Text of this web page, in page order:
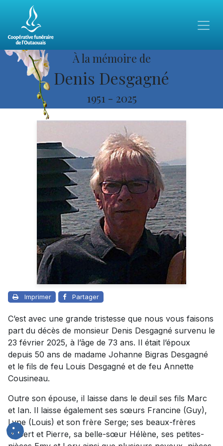
À la mémoire de
Denis Desgagné
1951 - 2025
Imprimer Partager
C’est avec une grande tristesse que nous vous faisons
part du décès de monsieur Denis Desgagné survenu le
23 février 2025, à l’âge de 73 ans. Il était l’époux
depuis 50 ans de madame Johanne Bigras Desgagné
et le fils de feu Louis Desgagné et de feu Annette
Cousineau.
Outre son épouse, il laisse dans le deuil ses fils Marc
et Ian. Il laisse également ses sœurs Francine (Guy),
Lyne (Louis) et son frère Serge; ses beaux-frères
Robert et Pierre, sa belle-sœur Hélène, ses petites-